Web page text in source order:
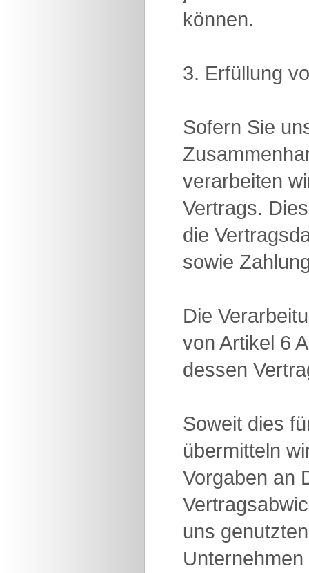
können.
3. Erfüllung
Sofern Sie
verarbeiten
Vertrags.
die
sowie
Die
von Artikel 6
dessen
Soweit dies
übermitteln
Vorgaben an
uns